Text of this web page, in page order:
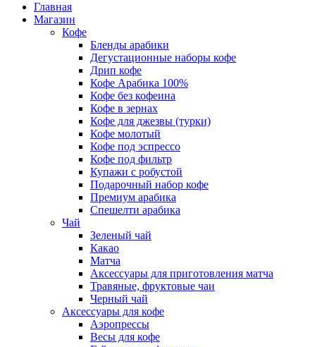
Главная
Магазин
Кофе
Бленды арабики
Дегустационные наборы кофе
Дрип кофе
Кофе Арабика 100%
Кофе без кофеина
Кофе в зернах
Кофе для джезвы (турки)
Кофе молотый
Кофе под эспрессо
Кофе под фильтр
Купажи с робустой
Подарочный набор кофе
Премиум арабика
Спешелти арабика
Чай
Зеленый чай
Какао
Матча
Аксессуары для приготовления матча
Травяные, фруктовые чаи
Черный чай
Аксессуары для кофе
Аэропрессы
Весы для кофе